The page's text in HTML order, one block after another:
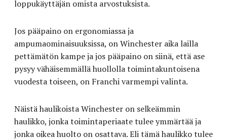
loppukäyttäjän omista arvostuksista.
Jos pääpaino on ergonomiassa ja
ampumaominaisuuksissa, on Winchester aika lailla
pettämätön kampe ja jos pääpaino on siinä, että ase
pysyy vähäisemmällä huollolla toimintakuntoisena
vuodesta toiseen, on Franchi varmempi valinta.
Näistä haulikoista Winchester on selkeämmin
haulikko, jonka toimintaperiaate tulee ymmärtää ja
jonka oikea huolto on osattava. Eli tämä haulikko tulee